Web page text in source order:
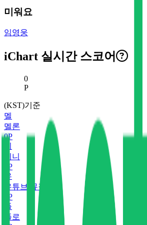
미워요
임영웅
iChart 실시간 스코어
현재 스코어
0
P
(KST)기준
멜
멜론
0P
지니
P
유
유튜브 뮤직
P
플
플로